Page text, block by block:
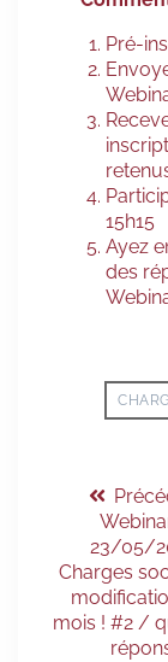
Pré-
15h15
Ayez
des
23/05/
Charges
mois ! #2 /